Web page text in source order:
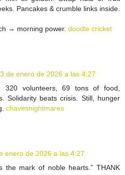
Pancakes & crumble links inside.
→ morning power. doodle cricket
de enero de 2026 a las 4:27
320 volunteers, 69 tons of food,
Solidarity beats crisis. Still, hunger
chavesnightmares
enero de 2026 a las 4:27
the mark of noble hearts.” THANK